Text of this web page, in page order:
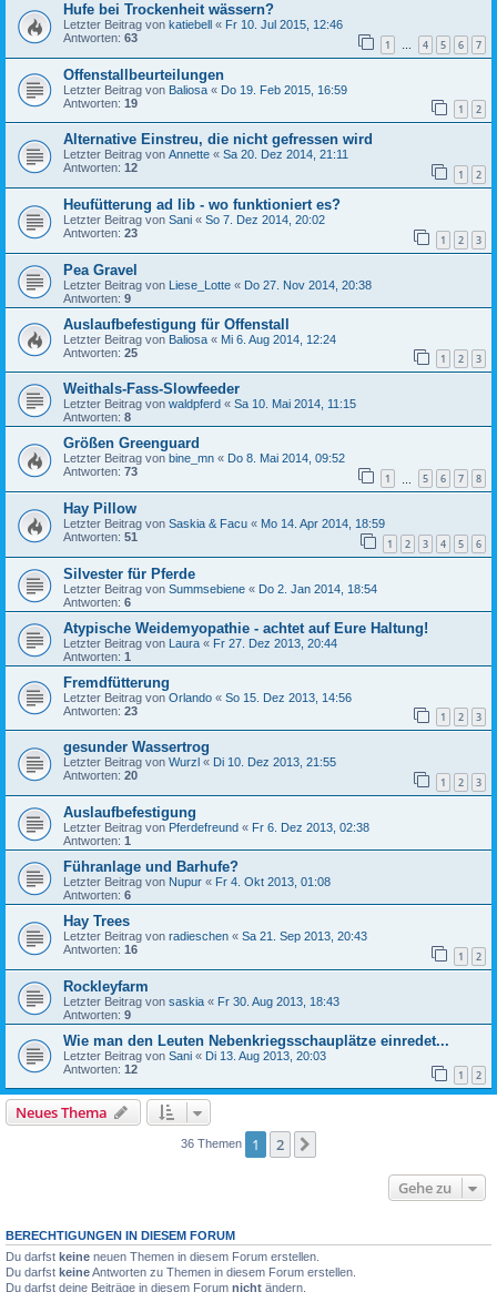
Hufe bei Trockenheit wässern?
Letzter Beitrag von katiebell « Fr 10. Jul 2015, 12:46
Antworten: 63 1 … 4 5 6 7
Offenstallbeurteilungen
Letzter Beitrag von Baliosa « Do 19. Feb 2015, 16:59
Antworten: 19 1 2
Alternative Einstreu, die nicht gefressen wird
Letzter Beitrag von Annette « Sa 20. Dez 2014, 21:11
Antworten: 12 1 2
Heufütterung ad lib - wo funktioniert es?
Letzter Beitrag von Sani « So 7. Dez 2014, 20:02
Antworten: 23 1 2 3
Pea Gravel
Letzter Beitrag von Liese_Lotte « Do 27. Nov 2014, 20:38
Antworten: 9
Auslaufbefestigung für Offenstall
Letzter Beitrag von Baliosa « Mi 6. Aug 2014, 12:24
Antworten: 25 1 2 3
Weithals-Fass-Slowfeeder
Letzter Beitrag von waldpferd « Sa 10. Mai 2014, 11:15
Antworten: 8
Größen Greenguard
Letzter Beitrag von bine_mn « Do 8. Mai 2014, 09:52
Antworten: 73 1 5 6 7 8
Hay Pillow
Letzter Beitrag von Saskia & Facu « Mo 14. Apr 2014, 18:59
Antworten: 51 1 2 3 4 5 6
Silvester für Pferde
Letzter Beitrag von Summsebiene « Do 2. Jan 2014, 18:54
Antworten: 6
Atypische Weidemyopathie - achtet auf Eure Haltung!
Letzter Beitrag von Laura « Fr 27. Dez 2013, 20:44
Antworten: 1
Fremdfütterung
Letzter Beitrag von Orlando « So 15. Dez 2013, 14:56
Antworten: 23 1 2 3
gesunder Wassertrog
Letzter Beitrag von Wurzl « Di 10. Dez 2013, 21:55
Antworten: 20 1 2 3
Auslaufbefestigung
Letzter Beitrag von Pferdefreund « Fr 6. Dez 2013, 02:38
Antworten: 1
Führanlage und Barhufe?
Letzter Beitrag von Nupur « Fr 4. Okt 2013, 01:08
Antworten: 6
Hay Trees
Letzter Beitrag von radieschen « Sa 21. Sep 2013, 20:43
Antworten: 16 1 2
Rockleyfarm
Letzter Beitrag von saskia « Fr 30. Aug 2013, 18:43
Antworten: 9
Wie man den Leuten Nebenkriegsschauplätze einredet...
Letzter Beitrag von Sani « Di 13. Aug 2013, 20:03
Antworten: 12 1 2
Neues Thema
36 Themen 1 2
Gehe zu
BERECHTIGUNGEN IN DIESEM FORUM
Du darfst keine neuen Themen in diesem Forum erstellen.
Du darfst keineAntworten zu Themen in diesem Forum erstellen.
Du darfst deine Beiträge in diesem Forum nicht ändern.